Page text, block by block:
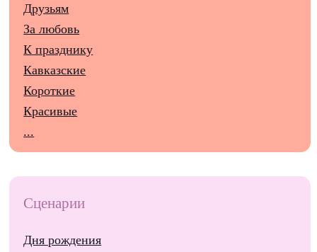
Друзьям
За любовь
К празднику
Кавказские
Короткие
Красивые
...
Сценарии
Дня рождения